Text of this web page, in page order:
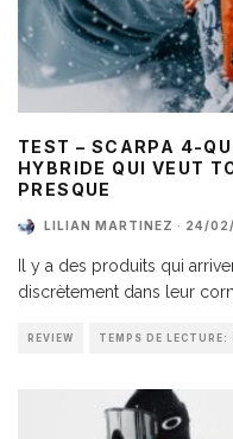
TEST – SCARPA 4-
HYBRIDE QUI VEUT
PRESQUE
LILIAN MARTINEZ · 24/
Il y a des produits qui
discrètement dans leur
REVIEW TEMPS DE LECTURE: